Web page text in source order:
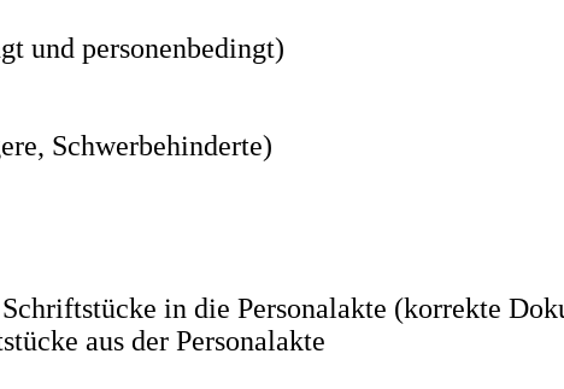
und personenbedingt)
Schwerbehinderte)
in die Personalakte (korrekte
aus der Personalakte